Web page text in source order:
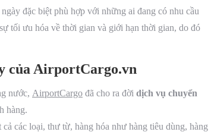
đặc biệt phù hợp với những ai đang có nhu cầu
tối ưu hóa về thời gian và giới hạn thời gian, do đó
của AirportCargo.vn
nước, AirportCargo đã cho ra đời dịch vụ chuyển
hàng.
các loại, thư từ, hàng hóa như hàng tiêu dùng, hàng